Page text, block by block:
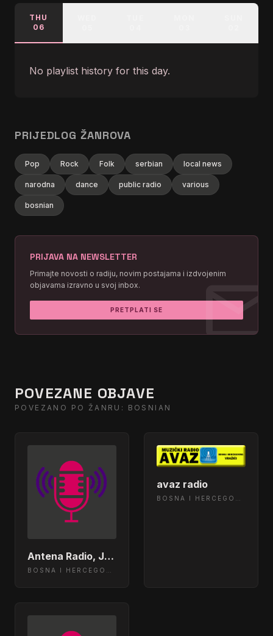
THU
06
No playlist history for this day.
PRIJEDLOG ŽANROVA
Pop Rock Folk serbian local news
narodna dance public radio various
bosnian
PRIJAVA NA NEWSLETTER
Primajte novosti o radiju, novim postajama i izdvojenim
objavama izravno u svoj inbox.
PRETPLATI SE
POVEZANE OBJAVE
POVEZANO PO ŽANRU: BOSNIAN
Antena Radio, Jelah Tešanj
avaz radio